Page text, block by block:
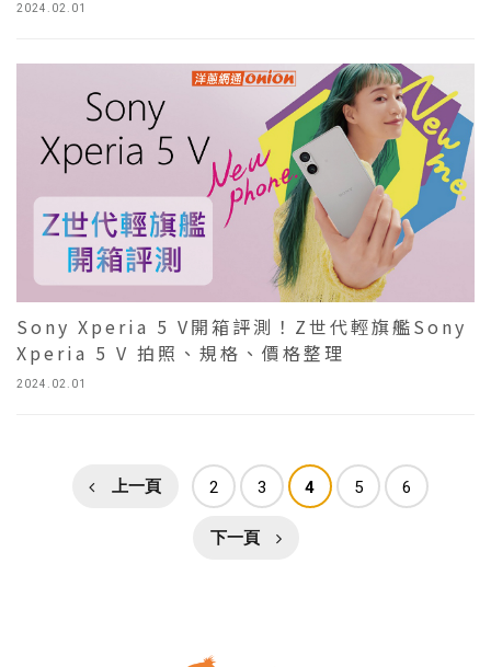
2024.02.01
2024.02.01
Sony Xperia 5 V開箱評測！Z世代輕旗艦Sony
Xperia 5 V 拍照、規格、價格整理
上一頁 2 3 4 5 6
下一頁